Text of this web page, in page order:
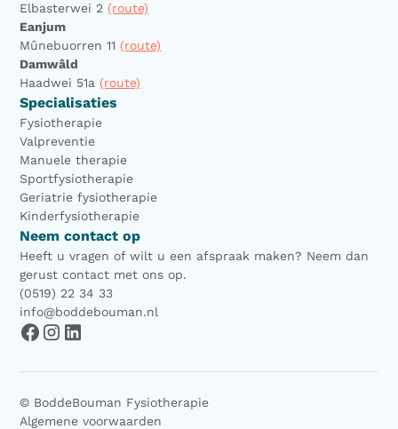
Elbasterwei 2 (route)
Eanjum
Mûnebuorren 11 (route)
Damwâld
Haadwei 51a (route)
Specialisaties
Fysiotherapie
Valpreventie
Manuele therapie
Sportfysiotherapie
Geriatrie fysiotherapie
Kinderfysiotherapie
Neem contact op
Heeft u vragen of wilt u een afspraak maken? Neem dan
gerust contact met ons op.
(0519) 22 34 33
info@boddebouman.nl
© BoddeBouman Fysiotherapie
Algemene voorwaarden